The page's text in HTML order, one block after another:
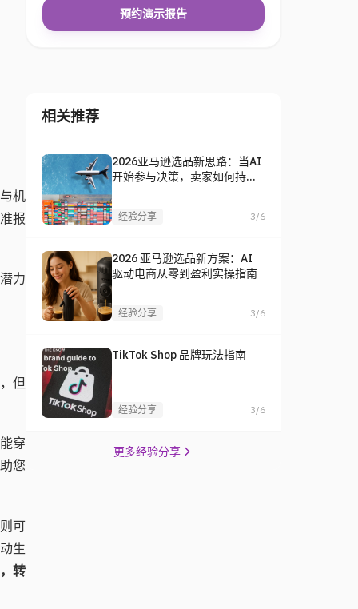
机
报
力
但
穿
您
可
生
转
预约演示报告
相关推荐
2026亚马逊选品新思路：当AI
开始参与决策，卖家如何持续
经验分享 3/6
2026 亚马逊选品新方案：AI
驱动电商从零到盈利实操指南
经验分享 3/6
TikTok Shop 品牌玩法指南
经验分享 3/6
更多经验分享